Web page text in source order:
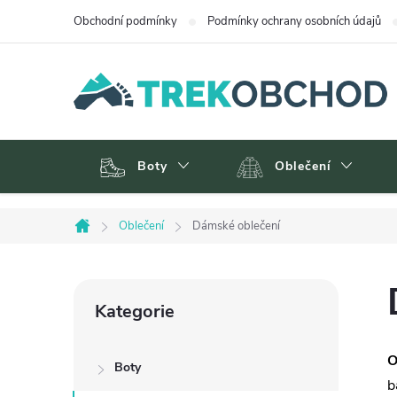
Obchodní podmínky Podmínky ochrany osobních údajů
Boty Oblečení
Domů
Oblečení Dámské oblečení
kategorie
Kategorie
Boty